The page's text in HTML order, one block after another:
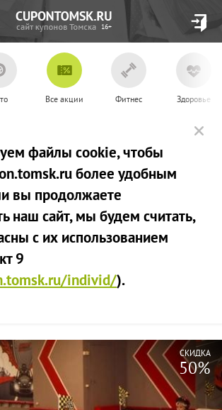
16+
Все акции Фитнес Здоровье
файлы сookie, чтобы
более удобным
вы продолжаете
наш сайт, мы будем считать,
с их использованием
9
individ/).
СКИДКА
50%